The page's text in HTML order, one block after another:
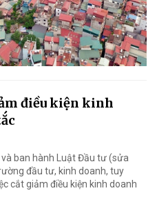
điều kiện kinh
ban hành Luật Đầu tư (sửa
đầu tư, kinh doanh, tuy
cắt giảm điều kiện kinh doanh